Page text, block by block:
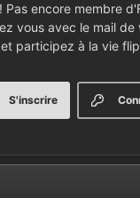
Pas encore membre
vous avec le mail de
et participez à la vie
S'inscrire